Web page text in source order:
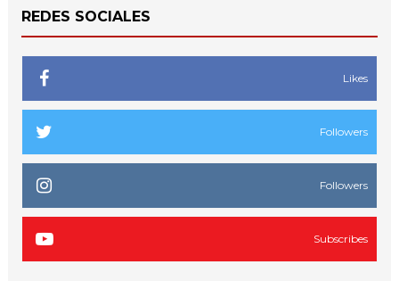
REDES SOCIALES
Likes
Followers
Followers
Subscribes